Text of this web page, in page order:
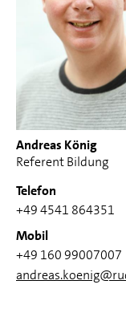
Andreas König
Referent Bildung
Telefon
+49 4541 864351
Mobil
+49 160 99007007